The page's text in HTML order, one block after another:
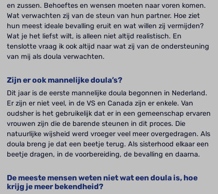
en zussen. Behoeftes en wensen moeten naar voren komen.
Wat verwachten zij van de steun van hun partner. Hoe ziet
hun meest ideale bevalling eruit en wat willen zij vermijden?
Wat je het liefst wilt, is alleen niet altijd realistisch. En
tenslotte vraag ik ook altijd naar wat zij van de ondersteuning
van mij als doula verwachten.
Zijn er ook mannelijke doula’s?
Dit jaar is de eerste mannelijke doula begonnen in Nederland.
Er zijn er niet veel, in de VS en Canada zijn er enkele. Van
oudsher is het gebruikelijk dat er in een gemeenschap ervaren
vrouwen zijn die de barende steunen in dit proces. Die
natuurlijke wijsheid werd vroeger veel meer overgedragen. Als
doula breng je dat een beetje terug. Als sisterhood elkaar een
beetje dragen, in de voorbereiding, de bevalling en daarna.
De meeste mensen weten niet wat een doula is, hoe
krijg je meer bekendheid?